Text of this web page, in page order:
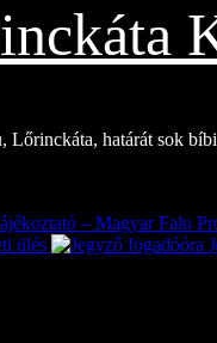
Lőrinckáta, határát sok
– Magyar Falu
ülés